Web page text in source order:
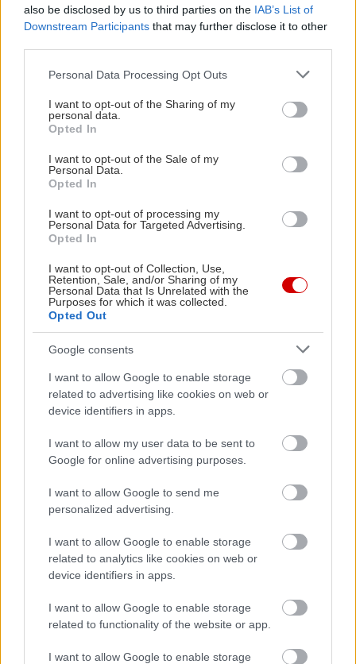
also be disclosed by us to third parties on the IAB’s List of
Downstream Participants that may further disclose it to other
Please note that this website/app uses one or more Google
not limited to your visit or usage behaviour. You may click to
grant or deny consent to Google and its third-party tags to
use your data for below specified purposes in below Google
consent section.
Personal Data Processing Opt Outs
I want to opt-out of the Sharing of my
personal data.
Opted In
I want to opt-out of the Sale of my
Personal Data.
Opted In
I want to opt-out of processing my
Personal Data for Targeted Advertising.
Opted In
I want to opt-out of Collection, Use,
Retention, Sale, and/or Sharing of my
Personal Data that Is Unrelated with the
Purposes for which it was collected.
Opted Out
Google consents
I want to allow Google to enable storage
related to advertising like cookies on web or
device identifiers in apps.
I want to allow my user data to be sent to
Google for online advertising purposes.
I want to allow Google to send me
personalized advertising.
I want to allow Google to enable storage
related to analytics like cookies on web or
device identifiers in apps.
I want to allow Google to enable storage
related to functionality of the website or app.
I want to allow Google to enable storage
Μέχρι να έρθει εκείνη η νύχτα.